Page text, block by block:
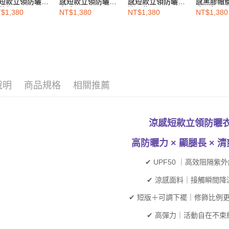
款立領防曬衣-
灰
感短款立領防曬衣-
玄武黑
NT$1,380
感短款立領防曬衣-
迷霧紫
NT$1,380
感黑膠帽
冰川灰
NT$1,380
明 商品規格 相關推薦
涼感短款立領防曬
高防曬力 × 顯腿長 × 清
✔ UPF50 ｜高效阻隔紫外
✔ 涼感面料｜接觸瞬間降
✔ 短版＋可調下襬｜修飾比例
✔ 高彈力｜活動自在不束